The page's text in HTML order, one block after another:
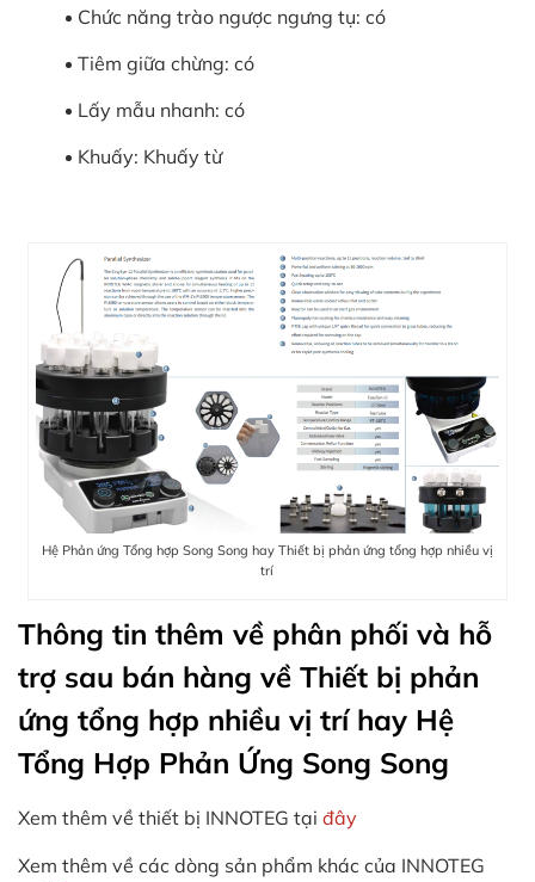
Chức năng trào ngược ngưng tụ: có
Tiêm giữa chừng: có
Lấy mẫu nhanh: có
Khuấy: Khuấy từ
Hệ Phản ứng Tổng hợp Song Song hay Thiết bị phản ứng tổng hợp nhiều vị
trí
Thông tin thêm về phân phối và hỗ
trợ sau bán hàng về Thiết bị phản
ứng tổng hợp nhiều vị trí hay Hệ
Tổng Hợp Phản Ứng Song Song
Xem thêm về thiết bị INNOTEG tại đây
Xem thêm về các dòng sản phẩm khác của INNOTEG